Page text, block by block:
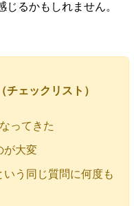
るかもしれません。
ェックリスト）
ってきた
が大変
う同じ質問に何度も